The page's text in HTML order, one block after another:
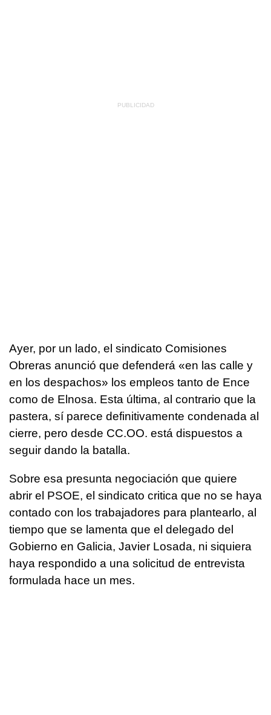
Ayer, por un lado, el sindicato Comisiones
Obreras anunció que defenderá «en las calle y
en los despachos» los empleos tanto de Ence
como de Elnosa. Esta última, al contrario que la
pastera, sí parece definitivamente condenada al
cierre, pero desde CC.OO. está dispuestos a
seguir dando la batalla.
Sobre esa presunta negociación que quiere
abrir el PSOE, el sindicato critica que no se haya
contado con los trabajadores para plantearlo, al
tiempo que se lamenta que el delegado del
Gobierno en Galicia, Javier Losada, ni siquiera
haya respondido a una solicitud de entrevista
formulada hace un mes.